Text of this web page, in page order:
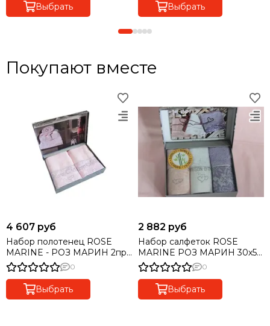
Выбрать Выбрать
Покупают вместе
4 607 руб
Набор полотенец ROSE
MARINE - РОЗ МАРИН 2пр
50х100 Maison Dor (Турция)
0
Выбрать
2 882 руб
Набор салфеток ROSE
MARINE РОЗ МАРИН 30х50
Maison Dor Турция
0
Выбрать